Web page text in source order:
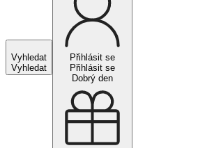
Vyhledat
Vyhledat
Přihlásit se
Přihlásit se
Dobrý den